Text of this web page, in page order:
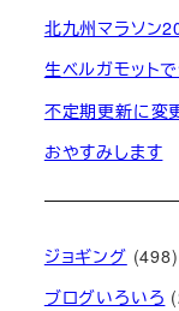
北九州マラソン
生ベルガモット
不定期更新に変
おやすみします
ジョギング (498)
ブログいろいろ